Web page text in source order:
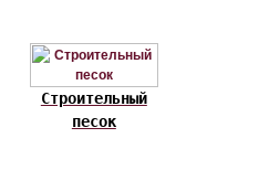
Строительный
песок